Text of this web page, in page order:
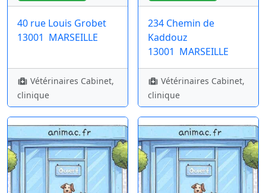
40 rue Louis Grobet
13001 MARSEILLE
Vétérinaires Cabinet,
clinique
234 Chemin de
Kaddouz
13001 MARSEILLE
Vétérinaires Cabinet,
clinique